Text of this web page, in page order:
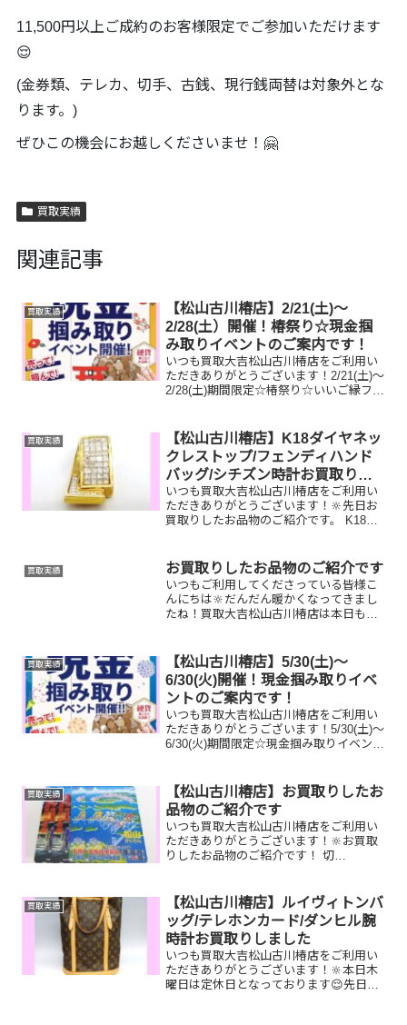
11,500円以上ご成約のお客様限定でご参加いただけます
😌
(金券類、テレカ、切手、古銭、現行銭両替は対象外とな
ります。)
ぜひこの機会にお越しくださいませ！🤗
買取実績
関連記事
買取実績
【松山古川椿店】2/21(土)～
2/28(土）開催！椿祭り☆現金掴
み取りイベントのご案内です！
いつも買取大吉松山古川椿店をご利用い
ただきありがとうございます！2/21(土)～
2/28(土)期間限定☆椿祭り☆いいご縁フェ
客様限定でご参加いただけます😌(金券
類...
買取実績
【松山古川椿店】K18ダイヤネッ
クレストップ/フェンディハンド
バッグ/シチズン時計お買取りし
ました
いつも買取大吉松山古川椿店をご利用い
ただきありがとうございます！🔆先日お
買取りしたお品物のご紹介です。 K18ダ
品物はございませんか？ぜひ買取大吉松
山古川椿店にお査...
買取実績 お買取りしたお品物のご紹介です
いつもご利用してくださっている皆様こ
んにちは🔆だんだん暖かくなってきまし
たね！買取大吉松山古川椿店は本日も元
品物はございませんか？そのお品物ぜ
ひ！買取大吉松山古川椿店...
買取実績
【松山古川椿店】5/30(土)～
6/30(火)開催！現金掴み取りイベ
ントのご案内です！
いつも買取大吉松山古川椿店をご利用い
ただきありがとうございます！5/30(土)～
6/30(火)期間限定☆現金掴み取りイベント
類、テレカ、切手、古銭、現行銭両替は
対...
買取実績
【松山古川椿店】お買取りしたお
品物のご紹介です
いつも買取大吉松山古川椿店をご利用い
ただきありがとうございます！🔆お買取
りしたお品物のご紹介です！ 切
いるお品物はございませんか？そのお品
物ぜひ！買取大吉松山古川椿店に...
買取実績
【松山古川椿店】ルイヴィトンバ
ッグ/テレホンカード/ダンヒル腕
時計お買取りしました
いつも買取大吉松山古川椿店をご利用い
ただきありがとうございます！🔆本日木
曜日は定休日となっております😌先日お